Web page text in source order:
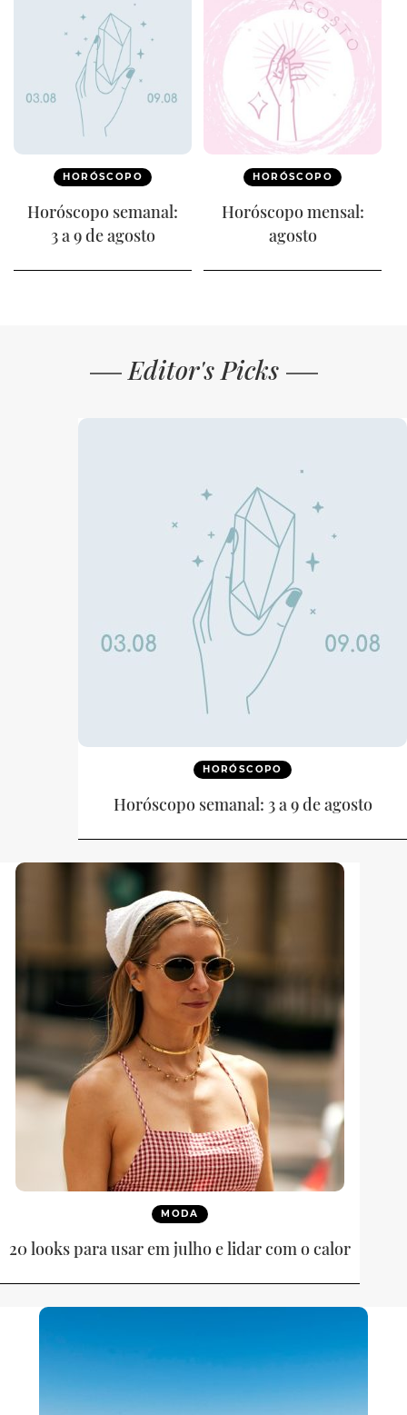
HORÓSCOPO
Horóscopo semanal:
3 a 9 de agosto
HORÓSCOPO
Horóscopo mensal:
agosto
Editor's Picks
HORÓSCOPO
Horóscopo semanal: 3 a 9 de agosto
MODA
20 looks para usar em julho e lidar com o calor